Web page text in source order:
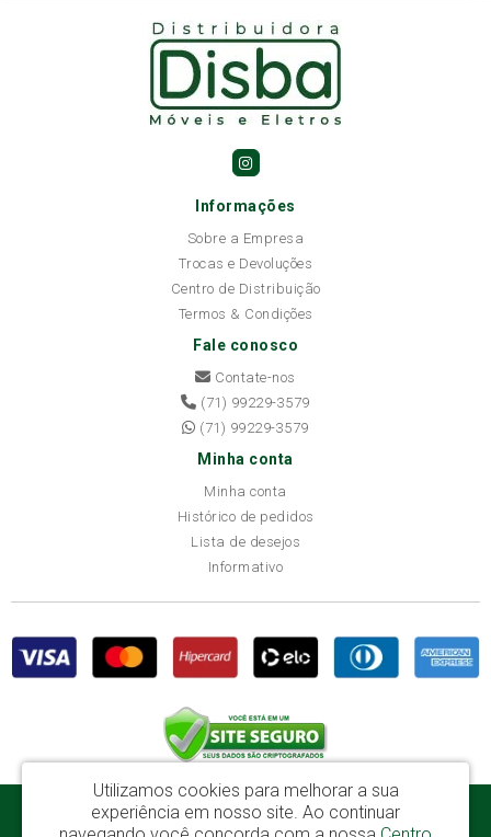
Informações
Sobre a Empresa
Trocas e Devoluções
Centro de Distribuição
Termos & Condições
Fale conosco
Contate-nos
(71) 99229-3579
(71) 99229-3579
Minha conta
Minha conta
Histórico de pedidos
Lista de desejos
Informativo
Disba Móveis Salvador Ltda - CNPJ: 52.081.184/0001-65
Utilizamos cookies para melhorar a sua
experiência em nosso site. Ao continuar